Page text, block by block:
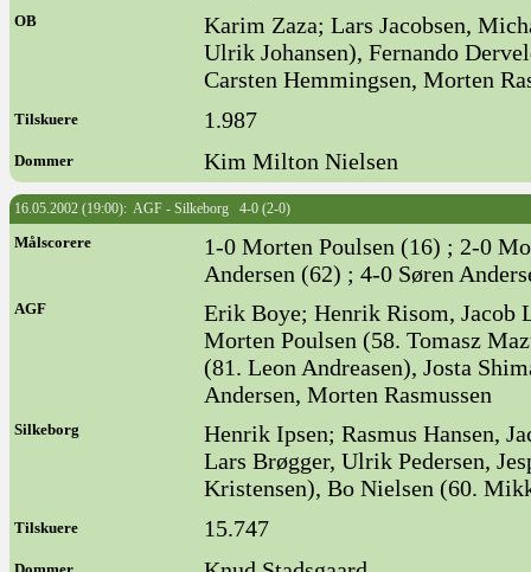
OB
Karim Zaza; Lars Jacobsen,
Ulrik Johansen), Fernando
Carsten Hemmingsen, Morten
Tilskuere 1.987
Dommer Kim Milton Nielsen
16.05.2002 (19:00): AGF - Silkeborg 4-0 (2-0)
Målscorere
1-0 Morten Poulsen (16) ; 2-0
Andersen (62) ; 4-0 Søren
AGF
Erik Boye; Henrik Risom, Jacob
Morten Poulsen (58. Tomasz
(81. Leon Andreasen), Josta
Andersen, Morten Rasmussen
Silkeborg
Henrik Ipsen; Rasmus Hansen,
Lars Brøgger, Ulrik Pedersen,
Kristensen), Bo Nielsen (60.
Tilskuere 15.747